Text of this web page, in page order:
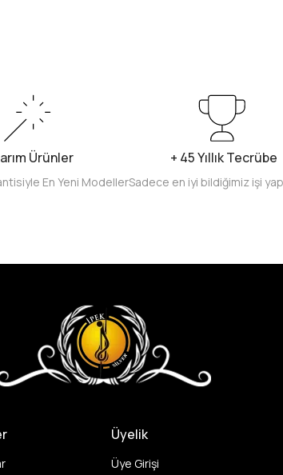
Ürünler
En Yeni Modeller
+ 45 Yıllık Tecrübe
Sadece en iyi bildiğimiz işi
Üyelik
Üye Girişi